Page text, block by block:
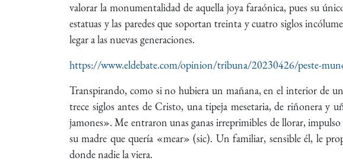
valorar la monumentalidad de aquella joya faraónica, pues su
estatuas y las paredes que soportan treinta y cuatro siglos
legar a las nuevas generaciones.
https://www.eldebate.com/opinion/tribuna/20230426/peste-
Transpirando, como si no hubiera un mañana, en el interior de
trece siglos antes de Cristo, una tipeja mesetaria, de riñonera y
jamones». Me entraron unas ganas irreprimibles de llorar,
su madre que quería «mear» (sic). Un familiar, sensible él, le
donde nadie la viera.